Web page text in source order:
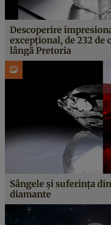
Descoperire
excepţional, de 232 de
lângă Pretoria
Sângele şi suferinţa
diamante